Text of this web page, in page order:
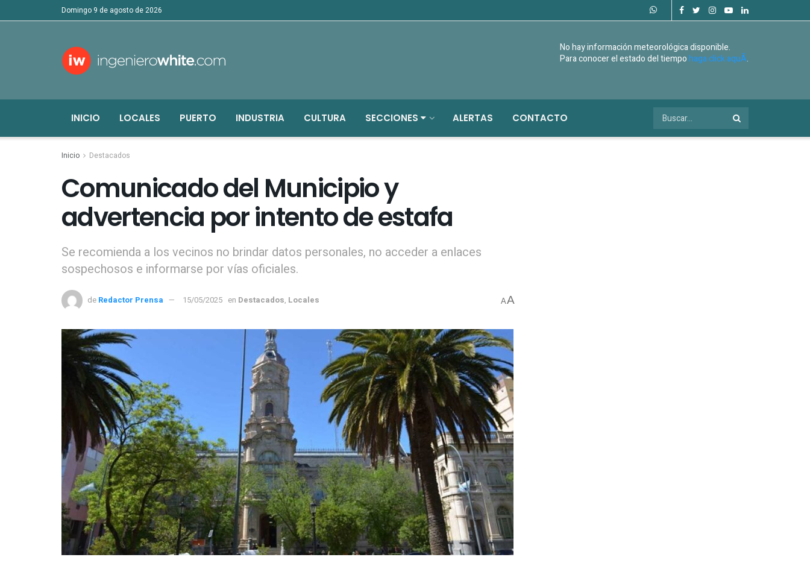
domingo 9 de agosto de 2026
No hay información meteorológica disponible.
Para conocer el estado del tiempohaga click aquÃ­.
INICIO LOCALES PUERTO INDUSTRIA CULTURA SECCIONES ALERTAS CONTACTO
Inicio Destacados
Comunicado del Municipio y
advertencia por intento de estafa
Se recomienda a los vecinos no brindar datos personales, no acceder a enlaces
sospechosos e informarse por vías oficiales.
de Redactor Prensa 15/05/2025 en Destacados, Locales AA